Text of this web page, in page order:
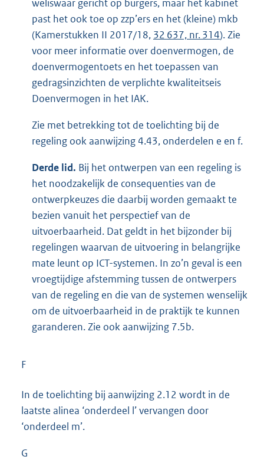
weliswaar gericht op burgers, maar het kabinet
past het ook toe op zzp’ers en het (kleine) mkb
(Kamerstukken II 2017/18, 32 637, nr. 314). Zie
voor meer informatie over doenvermogen, de
doenvermogentoets en het toepassen van
gedragsinzichten de verplichte kwaliteitseis
Doenvermogen in het IAK.
Zie met betrekking tot de toelichting bij de
regeling ook aanwijzing 4.43, onderdelen e en f.
Derde lid. Bij het ontwerpen van een regeling is
het noodzakelijk de consequenties van de
ontwerpkeuzes die daarbij worden gemaakt te
bezien vanuit het perspectief van de
uitvoerbaarheid. Dat geldt in het bijzonder bij
regelingen waarvan de uitvoering in belangrijke
mate leunt op ICT-systemen. In zo’n geval is een
vroegtijdige afstemming tussen de ontwerpers
van de regeling en die van de systemen wenselijk
om de uitvoerbaarheid in de praktijk te kunnen
garanderen. Zie ook aanwijzing 7.5b.
F
In de toelichting bij aanwijzing 2.12 wordt in de
laatste alinea ‘onderdeel l’ vervangen door
‘onderdeel m’.
G